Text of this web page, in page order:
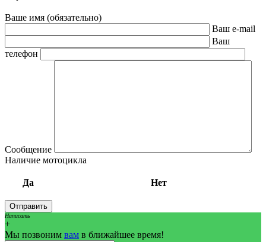
Ваше имя (обязательно)
Ваш e-mail
Ваш
телефон
Сообщение
Наличие мотоцикла
Да Нет
Написать
+
Мы позвоним вам в ближайшее время!